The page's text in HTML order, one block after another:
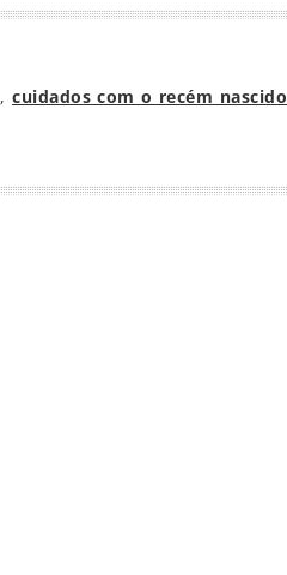
,cuidados com o recém nascido